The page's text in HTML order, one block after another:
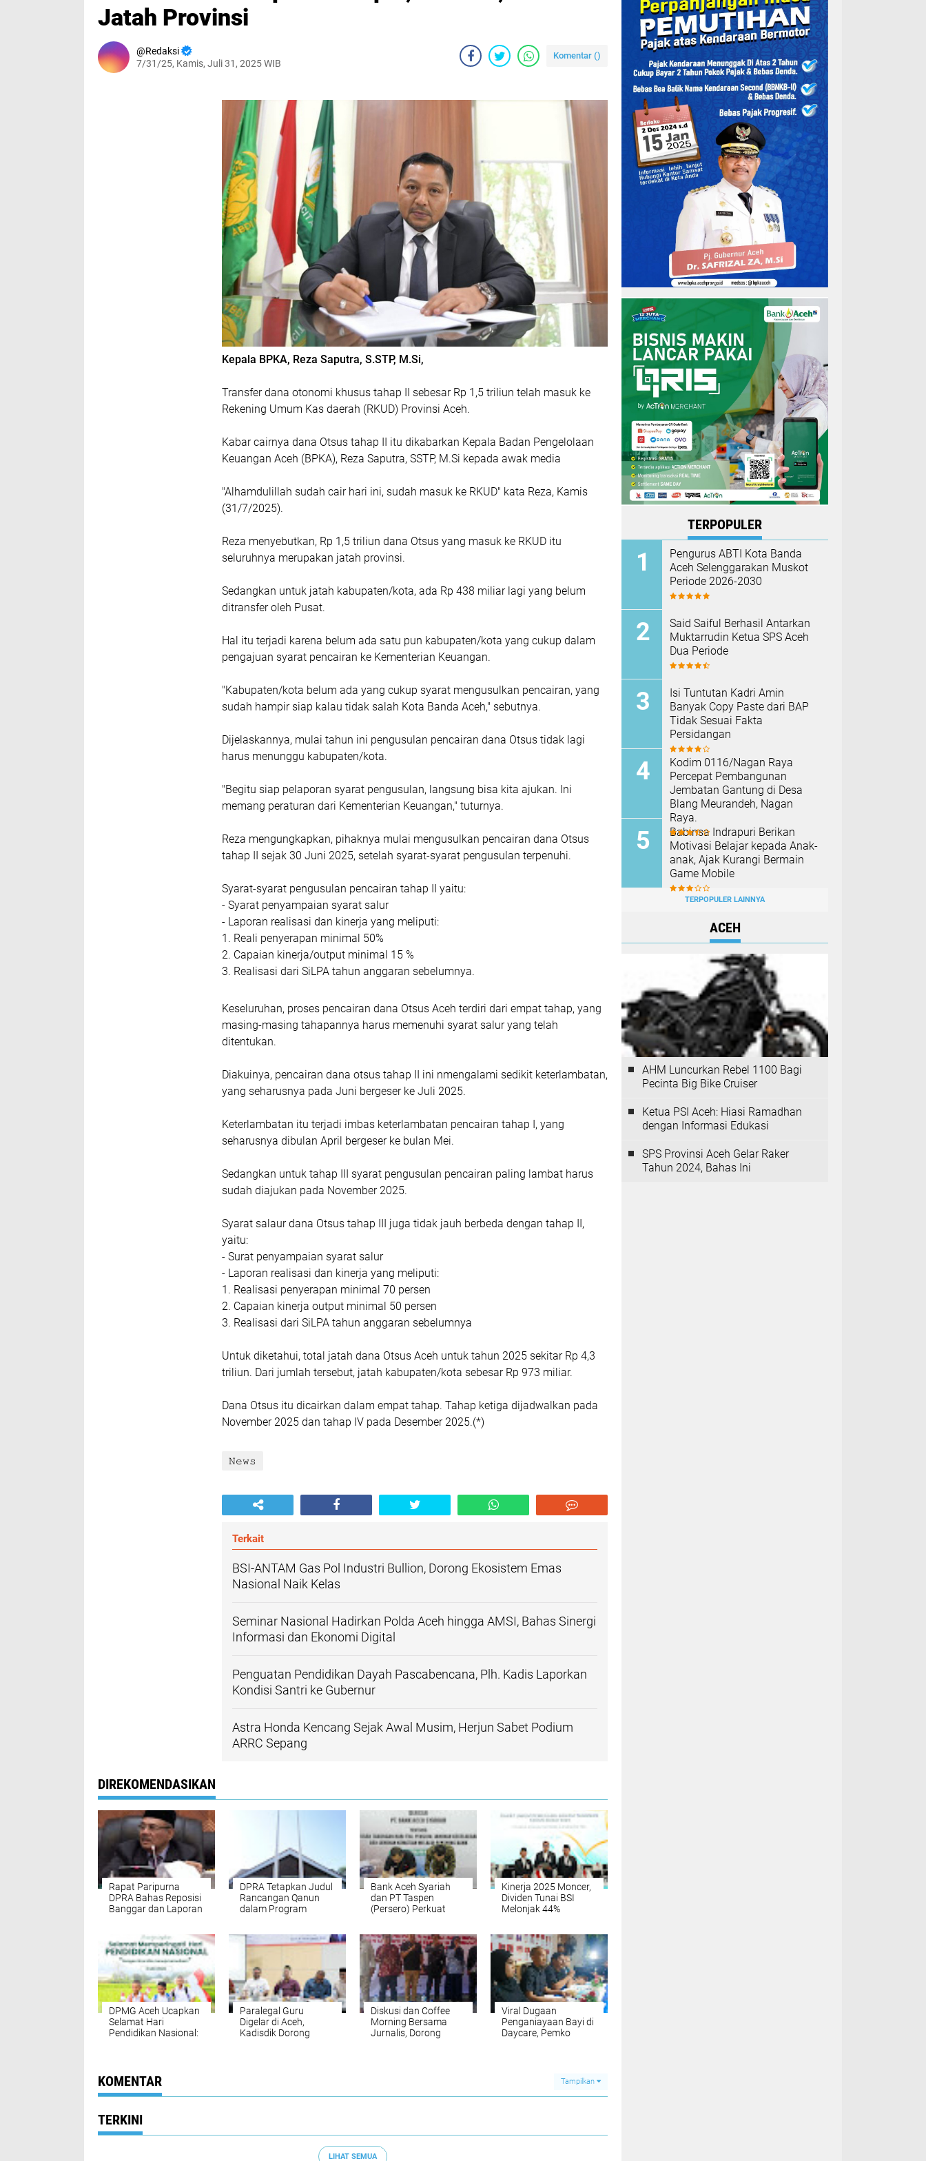
Jatah Provinsi
Redaksi
7/31/25, Kamis, Juli 31, 2025 WIB
Komentar ()
Kepala BPKA, Reza Saputra, S.STP, M.Si,
Transfer dana otonomi khusus tahap II sebesar Rp 1,5 triliun telah masuk ke
Rekening Umum Kas daerah (RKUD) Provinsi Aceh.
Kabar cairnya dana Otsus tahap II itu dikabarkan Kepala Badan Pengelolaan
Keuangan Aceh (BPKA), Reza Saputra, SSTP, M.Si kepada awak media
"Alhamdulillah sudah cair hari ini, sudah masuk ke RKUD" kata Reza, Kamis
(31/7/2025).
Reza menyebutkan, Rp 1,5 triliun dana Otsus yang masuk ke RKUD itu
seluruhnya merupakan jatah provinsi.
Sedangkan untuk jatah kabupaten/kota, ada Rp 438 miliar lagi yang belum
ditransfer oleh Pusat.
Hal itu terjadi karena belum ada satu pun kabupaten/kota yang cukup dalam
pengajuan syarat pencairan ke Kementerian Keuangan.
"Kabupaten/kota belum ada yang cukup syarat mengusulkan pencairan, yang
sudah hampir siap kalau tidak salah Kota Banda Aceh," sebutnya.
Dijelaskannya, mulai tahun ini pengusulan pencairan dana Otsus tidak lagi
harus menunggu kabupaten/kota.
"Begitu siap pelaporan syarat pengusulan, langsung bisa kita ajukan. Ini
memang peraturan dari Kementerian Keuangan," tuturnya.
Reza mengungkapkan, pihaknya mulai mengusulkan pencairan dana Otsus
tahap II sejak 30 Juni 2025, setelah syarat-syarat pengusulan terpenuhi.
Syarat-syarat pengusulan pencairan tahap II yaitu:
- Syarat penyampaian syarat salur
- Laporan realisasi dan kinerja yang meliputi:
1. Reali penyerapan minimal 50%
2. Capaian kinerja/output minimal 15 %
3. Realisasi dari SiLPA tahun anggaran sebelumnya.
Keseluruhan, proses pencairan dana Otsus Aceh terdiri dari empat tahap, yang
masing-masing tahapannya harus memenuhi syarat salur yang telah
ditentukan.
Diakuinya, pencairan dana otsus tahap II ini nmengalami sedikit keterlambatan,
yang seharusnya pada Juni bergeser ke Juli 2025.
Keterlambatan itu terjadi imbas keterlambatan pencairan tahap I, yang
seharusnya dibulan April bergeser ke bulan Mei.
Sedangkan untuk tahap III syarat pengusulan pencairan paling lambat harus
sudah diajukan pada November 2025.
Syarat salaur dana Otsus tahap III juga tidak jauh berbeda dengan tahap II,
yaitu:
- Surat penyampaian syarat salur
- Laporan realisasi dan kinerja yang meliputi:
1. Realisasi penyerapan minimal 70 persen
2. Capaian kinerja output minimal 50 persen
3. Realisasi dari SiLPA tahun anggaran sebelumnya
Untuk diketahui, total jatah dana Otsus Aceh untuk tahun 2025 sekitar Rp 4,3
triliun. Dari jumlah tersebut, jatah kabupaten/kota sebesar Rp 973 miliar.
Dana Otsus itu dicairkan dalam empat tahap. Tahap ketiga dijadwalkan pada
November 2025 dan tahap IV pada Desember 2025.(*)
𝙽𝚎𝚠𝚜
Terkait
BSI-ANTAM Gas Pol Industri Bullion, Dorong Ekosistem Emas
Nasional Naik Kelas
Seminar Nasional Hadirkan Polda Aceh hingga AMSI, Bahas Sinergi
Informasi dan Ekonomi Digital
Penguatan Pendidikan Dayah Pascabencana, Plh. Kadis Laporkan
Kondisi Santri ke Gubernur
Astra Honda Kencang Sejak Awal Musim, Herjun Sabet Podium
ARRC Sepang
DIREKOMENDASIKAN
Rapat Paripurna
DPRA Bahas Reposisi
Banggar dan Laporan
DPRA Tetapkan Judul
Rancangan Qanun
dalam Program
Bank Aceh Syariah
dan PT Taspen
(Persero) Perkuat
Kinerja 2025 Moncer,
Dividen Tunai BSI
Melonjak 44%
DPMG Aceh Ucapkan
Selamat Hari
Pendidikan Nasional:
Paralegal Guru
Digelar di Aceh,
Kadisdik Dorong
Diskusi dan Coffee
Morning Bersama
Jurnalis, Dorong
Viral Dugaan
Penganiayaan Bayi di
Daycare, Pemko
PerizinanBerita:
KOMENTAR Tampilkan
TERKINI
LIHAT SEMUA
TERPOPULER
Pengurus ABTI Kota Banda
Aceh Selenggarakan Muskot
Periode 2026-2030
Said Saiful Berhasil Antarkan
Muktarrudin Ketua SPS Aceh
Dua Periode
Isi Tuntutan Kadri Amin
Banyak Copy Paste dari BAP
Tidak Sesuai Fakta
Persidangan
Kodim 0116/Nagan Raya
Percepat Pembangunan
Jembatan Gantung di Desa
Blang Meurandeh, Nagan
Raya.
Babinsa Indrapuri Berikan
Motivasi Belajar kepada Anak-
anak, Ajak Kurangi Bermain
Game Mobile
TERPOPULER LAINNYA
ACEH
AHM Luncurkan Rebel 1100 Bagi
Pecinta Big Bike Cruiser
Ketua PSI Aceh: Hiasi Ramadhan
dengan Informasi Edukasi
SPS Provinsi Aceh Gelar Raker
Tahun 2024, Bahas Ini